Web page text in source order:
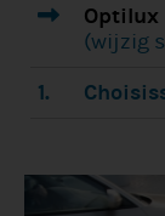
Optilux
(wijzig
1.